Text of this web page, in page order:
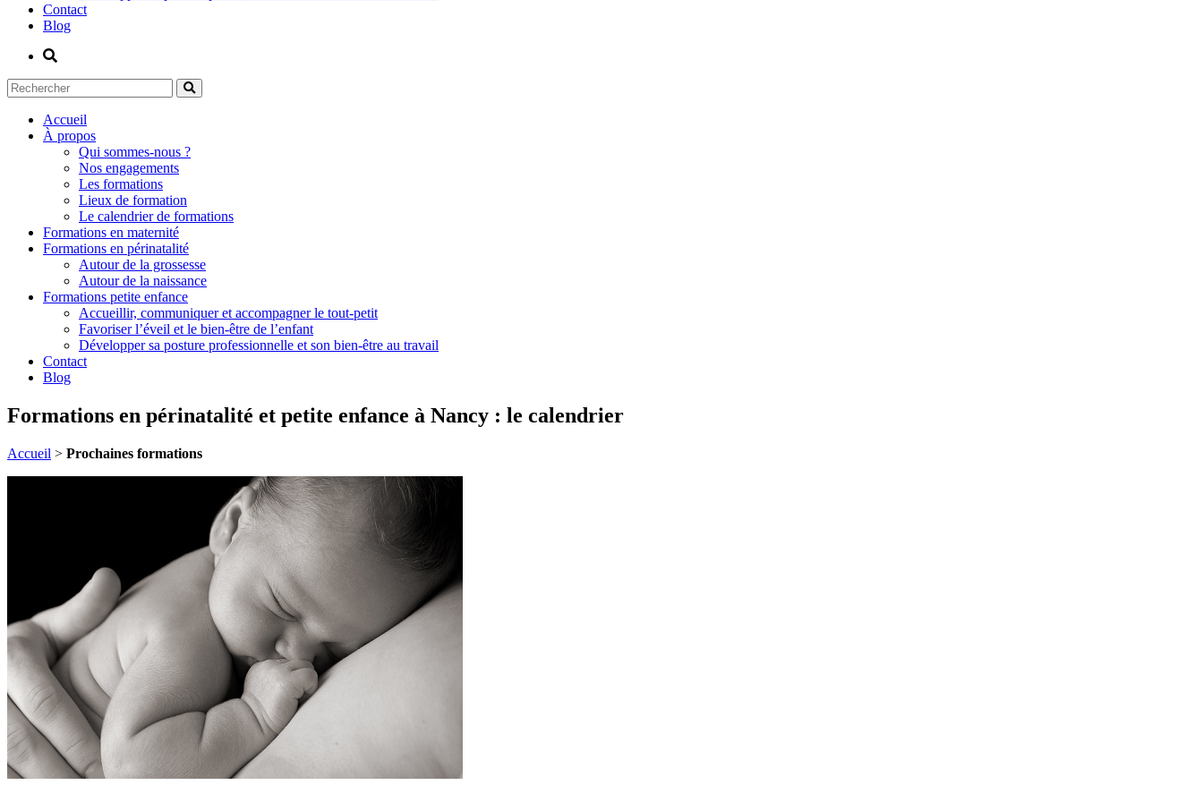
Contact
Blog
Accueil
À propos
Qui sommes-nous ?
Nos engagements
Les formations
Lieux de formation
Le calendrier de formations
Formations en maternité
Formations en périnatalité
Autour de la grossesse
Autour de la naissance
Formations petite enfance
Accueillir, communiquer et accompagner le tout-petit
Favoriser l’éveil et le bien-être de l’enfant
Développer sa posture professionnelle et son bien-être au travail
Contact
Blog
Formations en périnatalité et petite enfance à Nancy : le calendrier
Accueil > Prochaines formations